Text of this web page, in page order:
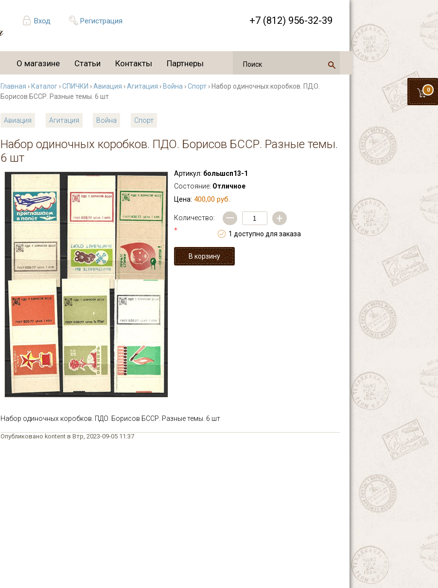
Вход Регистрация +7 (812) 956-32-39
0
О магазине Статьи Контакты Партнеры
Главная › Каталог ›СПИЧКИ ›Авиация ›Агитация › Война ›Спорт › Набор одиночных коробков. ПДО.
Борисов БССР. Разные темы. 6 шт
Авиация Агитация Война Спорт
Набор одиночных коробков. ПДО. Борисов БССР. Разные темы.
6 шт
Артикул: большсп13-1
Состояние: Отличное
Цена: 400,00 руб.
Количество:
*
— +
1 доступно для заказа
Набор одиночных коробков. ПДО. Борисов БССР. Разные темы. 6 шт
Опубликовано kontent в Втр, 2023-09-05 11:37